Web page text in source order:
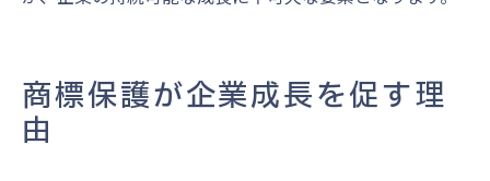
商標保護が企業成長を促す理
由